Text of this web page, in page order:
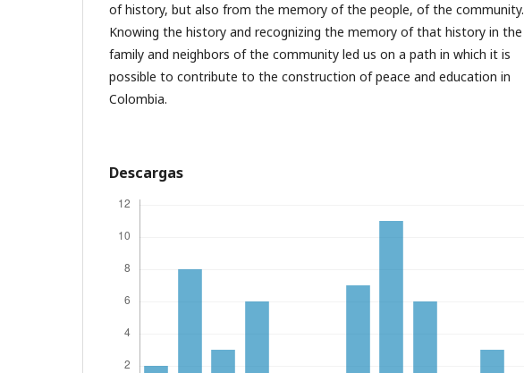
of history, but also from the memory of the people, of the community.
Knowing the history and recognizing the memory of that history in the
family and neighbors of the community led us on a path in which it is
possible to contribute to the construction of peace and education in
Colombia.
Descargas